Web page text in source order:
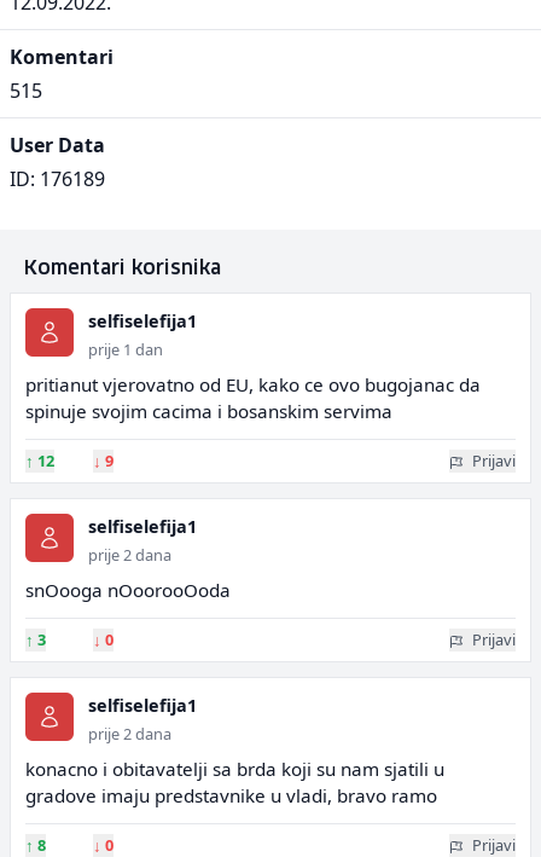
Komentari
515
User Data
ID: 176189
Komentari korisnika
selfiselefija1
prije 1 dan
pritianut vjerovatno od EU, kako ce ovo bugojanac da
spinuje svojim cacima i bosanskim servima
↑ 12 ↓ 9 Prijavi
selfiselefija1
prije 2 dana
snOooga nOoorooOoda
↑ 3 ↓ 0 Prijavi
selfiselefija1
prije 2 dana
konacno i obitavatelji sa brda koji su nam sjatili u
gradove imaju predstavnike u vladi, bravo ramo
↑ 8 ↓ 0 Prijavi